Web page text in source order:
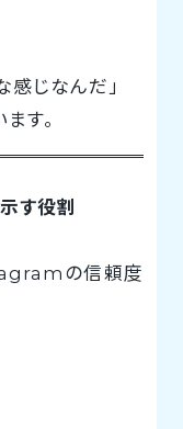
感じなんだ」
す。
す役割
の信頼度